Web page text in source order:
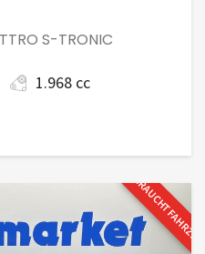
S-TRONIC
1.968 cc